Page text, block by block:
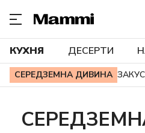
КУХНЯ
СЕРЕДЗЕМНА ДИВИНА
ДЕСЕРТИ